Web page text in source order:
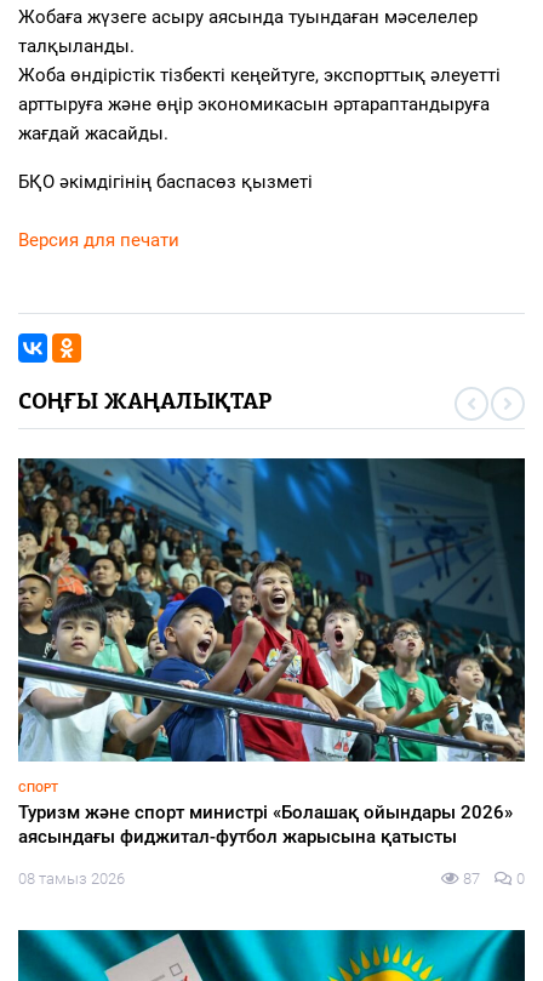
Жобаға жүзеге асыру аясында туындаған мәселелер
талқыланды.
Жоба өндірістік тізбекті кеңейтуге, экспорттық әлеуетті
арттыруға және өңір экономикасын әртараптандыруға
жағдай жасайды.
БҚО әкімдігінің баспасөз қызметі
Версия для печати
СОҢҒЫ ЖАҢАЛЫҚТАР
ҚҰРЫЛТАЙ-2026
Құрылтай және кәсіпкерлік: ертеңге бастар талғам